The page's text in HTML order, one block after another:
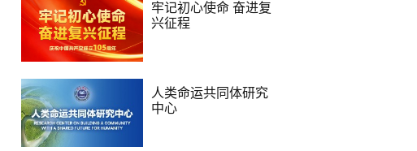
牢记初心使命 奋进复
兴征程
人类命运共同体研究
中心